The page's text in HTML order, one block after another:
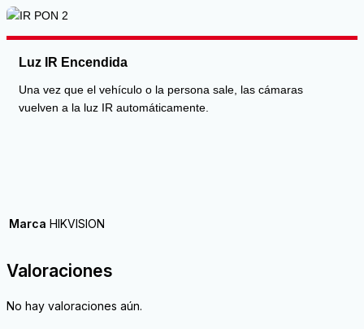
Luz IR Encendida
Una vez que el vehículo o la persona sale, las cámaras
vuelven a la luz IR automáticamente.
Marca HIKVISION
Valoraciones
No hay valoraciones aún.